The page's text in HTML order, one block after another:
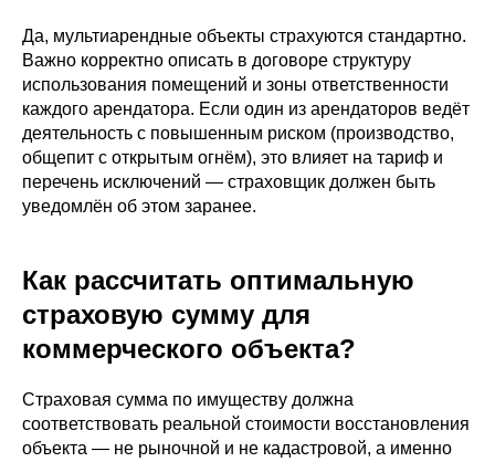
Да, мультиарендные объекты страхуются стандартно.
Важно корректно описать в договоре структуру
использования помещений и зоны ответственности
каждого арендатора. Если один из арендаторов ведёт
деятельность с повышенным риском (производство,
общепит с открытым огнём), это влияет на тариф и
перечень исключений — страховщик должен быть
уведомлён об этом заранее.
Как рассчитать оптимальную
страховую сумму для
коммерческого объекта?
Страховая сумма по имуществу должна
соответствовать реальной стоимости восстановления
объекта — не рыночной и не кадастровой, а именно